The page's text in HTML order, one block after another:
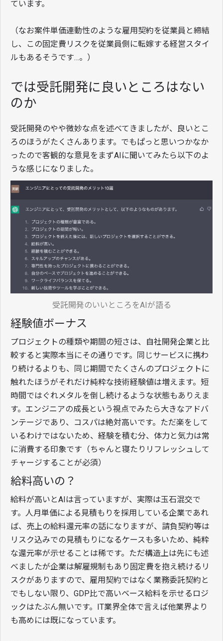
ています。
（なお案件単価連動性のような雇用契約を従業員と締結
し、この固定費リスクを従業員側に転嫁する経営スタイ
ルもあるそうです…。）
では受託開発に良いところはない
のか
受託開発のやや微妙な点を述べてきましたが、良いとこ
ろのほうがたくさんあります。でもぱっと思いつかなか
ったので客観的な意見をまずAIに聞いてみたら以下のよ
うな感じになりました。
受託開発のいいところをAIが語る
経験値ボーナス
プロジェクトの種類や期間の短さは、自社開発企業と比
較すると実際本当にその通りです。同じサービスに携わ
り続けるよりも、同じ期間でたくさんのプロジェクトに
触れたほうがそれだけ純粋な技術経験値は増えます。短
時間ではぐれメタルを倒し続けるような状態もありえま
す。エンジニアの成長という視点でみたら大きなアドバ
ンテージであり、コスパは絶対高いです。ただ楽をして
いるわけではないため、経験を積む分、体力と気力は常
に消費する印象です（ちゃんと寝たりリフレッシュして
チャージすることが必須）
給料高いの？
給料が高いとAIは言っていますが、実際は玉石混交で
す。人月単価による見積もりを採用している企業であれ
ば、売上の給料還元率の話になりますが、請負契約等は
リスク込みでの見積もりになるケースも多いため、純粋
な還元率が示せることは稀です。ただ構造上は先にも述
べましたが企業は解雇規制もあり固定費を抱え続けるリ
スクがありますので、雇用契約ではなく業務委託契約と
でもしない限り、GDP比で高いベース給料を示せるロジ
ックはたぶん無いです。IT業界全体で言えば他業界より
も高めには既になっています。